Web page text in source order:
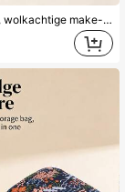
1 stuk zachte, wolkachtige make-uptas in verticale vorm, multifunctionele opbergtas met grote capaciteit en compartimenten, geschikt voor schrijfwaren, toiletartikelen en cosmetica, draagbaar voor op reis en dagelijks gebruik.